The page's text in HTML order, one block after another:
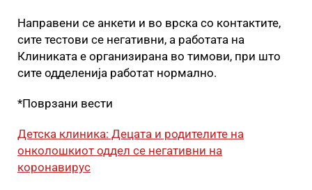
Направени се анкети и во врска со контактите,
сите тестови се негативни, а работата на
Клиниката е организирана во тимови, при што
сите одделенија работат нормално.
*Поврзани вести
Детска клиника: Децата и родителите на
онколошкиот оддел се негативни на
коронавирус